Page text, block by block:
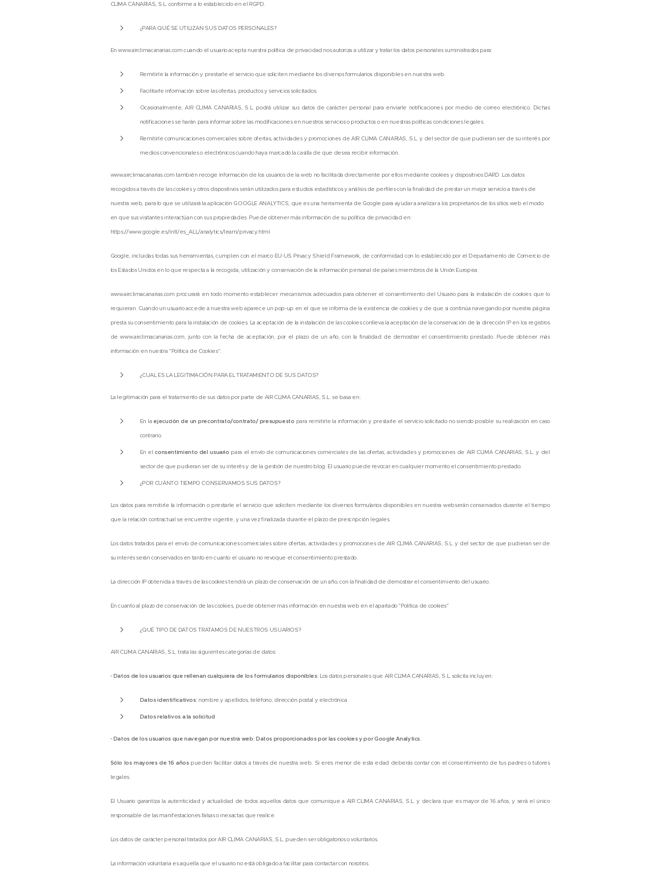
CLIMA CANARIAS, S.L. conforme a lo establecido en el RGPD.
¿PARA QUÉ SE UTILIZAN SUS DATOS PERSONALES?
En www.airclimacanarias.com cuando el usuario acepta nuestra política de privacidad nos autoriza a utilizar y tratar los datos personales suministrados para:
Remitirle la información y prestarle el servicio que soliciten mediante los diversos formularios disponibles en nuestra web.
Facilitarle información sobre las ofertas, productos y servicios solicitados.
Ocasionalmente, AIR CLIMA CANARIAS, S.L. podrá utilizar sus datos de carácter personal para enviarle notificaciones por medio de correo electrónico. Dichas
notificaciones se harán para informar sobre las modificaciones en nuestros servicios o productos o en nuestras políticas condiciones legales.
Remitirle comunicaciones comerciales sobre ofertas, actividades y promociones de AIR CLIMA CANARIAS, S.L. y del sector de que pudieran ser de su interés por
medios convencionales o electrónicos cuando haya marcado la casilla de que desea recibir información.
www.airclimacanarias.com también recoge información de los usuarios de la web no facilitada directamente por ellos mediante cookies y dispositivos DARD. Los datos
recogidos a través de las cookies y otros dispositivos serán utilizados para estudios estadísticos y análisis de perfiles con la finalidad de prestar un mejor servicio a través de
nuestra web, para lo que se utilizará la aplicación GOOGLE ANALYTICS, que es una herramienta de Google para ayudar a analizar a los propietarios de los sitios web el modo
en que sus visitantes interactúan con sus propiedades. Puede obtener más información de su política de privacidad en:
https://www.google.es/intl/es_ALL/analytics/learn/privacy.html
Google, incluidas todas sus herramientas, cumplen con el marco EU-US Privacy Shield Framework, de conformidad con lo establecido por el Departamento de Comercio de
los Estados Unidos en lo que respecta a la recogida, utilización y conservación de la información personal de países miembros de la Unión Europea.
www.airclimacanarias.com procurará en todo momento establecer mecanismos adecuados para obtener el consentimiento del Usuario para la instalación de cookies que lo
requieran. Cuando un usuario accede a nuestra web aparece un pop-up en el que se informa de la existencia de cookies y de que si continúa navegando por nuestra página
presta su consentimiento para la instalación de cookies. La aceptación de la instalación de las cookies conlleva la aceptación de la conservación de la dirección IP en los registros
de www.airclimacanarias.com, junto con la fecha de aceptación, por el plazo de un año, con la finalidad de demostrar el consentimiento prestado. Puede obtener más
información en nuestra "Política de Cookies".
¿CUAL ES LA LEGITIMACIÓN PARA EL TRATAMIENTO DE SUS DATOS?
La legitimación para el tratamiento de sus datos por parte de AIR CLIMA CANARIAS, S.L. se basa en:
En la ejecución de un precontrato/contrato/ presupuesto para remitirle la información y prestarle el servicio solicitado no siendo posible su realización en caso
contrario.
En elconsentimiento del usuario para el envío de comunicaciones comerciales de las ofertas, actividades y promociones de AIR CLIMA CANARIAS, S.L. y del
sector de que pudieran ser de su interés y de la gestión de nuestro blog. El usuario puede revocar en cualquier momento el consentimiento prestado.
¿POR CUÁNTO TIEMPO CONSERVAMOS SUS DATOS?
Los datos para remitirle la información o prestarle el servicio que soliciten mediante los diversos formularios disponibles en nuestra webserán conservados durante el tiempo
que la relación contractual se encuentre vigente, y una vez finalizada durante el plazo de prescripción legales.
Los datos tratados para el envío de comunicaciones comerciales sobre ofertas, actividades y promociones de AIR CLIMA CANARIAS, S.L. y del sector de que pudieran ser de
su interés serán conservados en tanto en cuanto el usuario no revoque el consentimiento prestado.
La dirección IP obtenida a través de las cookies tendrá un plazo de conservación de un año, con la finalidad de demostrar el consentimiento del usuario.
En cuanto al plazo de conservación de las cookies, puede obtener más información en nuestra web en el apartado "Política de cookies"
¿QUÉ TIPO DE DATOS TRATAMOS DE NUESTROS USUARIOS?
AIR CLIMA CANARIAS, S.L. trata las siguientes categorías de datos:
· Datos de los usuarios que rellenan cualquiera de los formularios disponibles: Los datos personales que AIR CLIMA CANARIAS, S.L. solicita incluyen:
Datos identificativos: nombre y apellidos, teléfono, dirección postal y electrónica
Datos relativos a la solicitud
· Datos de los usuarios que navegan por nuestra web: Datos proporcionados por las cookies y por Google Analytics.
Sólo los mayores de 16 añospueden facilitar datos a través de nuestra web. Si eres menor de esta edad deberás contar con el consentimiento de tus padres o tutores
legales.
El Usuario garantiza la autenticidad y actualidad de todos aquellos datos que comunique a AIR CLIMA CANARIAS, S.L. y declara que es mayor de 16 años, y será el único
responsable de las manifestaciones falsas o inexactas que realice.
Los datos de carácter personal tratados por AIR CLIMA CANARIAS, S.L. pueden ser obligatorios o voluntarios.
La información voluntaria es aquella que el usuario no está obligado a facilitar para contactar con nosotros.